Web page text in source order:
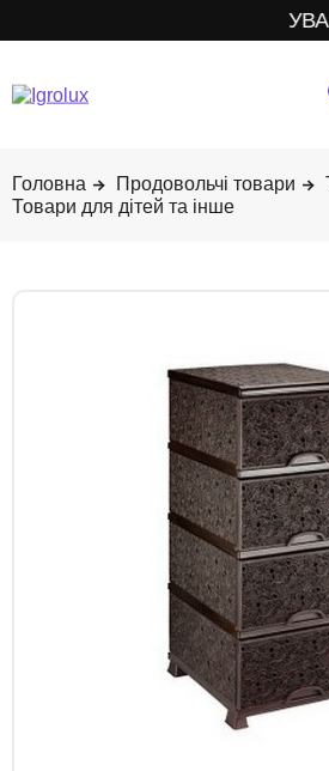
Продовольчі товари
Товари для дітей та інше